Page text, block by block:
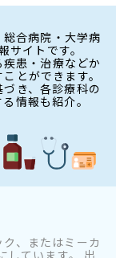
合病院・大学病
イトです。
患・治療などか
とができます。
き、各診療科の
情報も紹介。
、またはミーカ
しています。 出